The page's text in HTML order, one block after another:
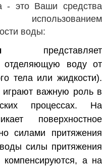
- это Ваши средства
воды:
представляет
отделяющую воду от
тела или жидкости).
играют важную роль в
процессах. На
поверхностное
силами притяжения
силы притяжения
а на